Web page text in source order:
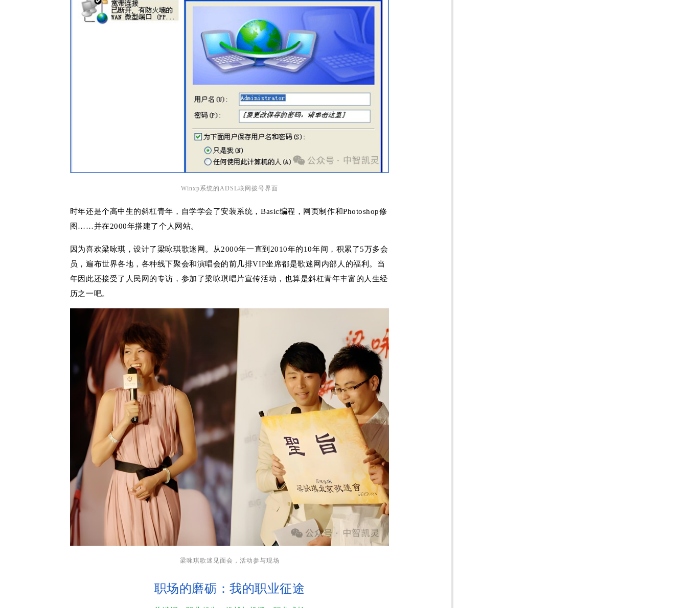
Winxp系统的ADSL联网拨号界面
时年还是个高中生的斜杠青年，自学学会了安装系统，Basic编程，网页制作和Photoshop修
图……并在2000年搭建了个人网站。
因为喜欢梁咏琪，设计了梁咏琪歌迷网。从2000年一直到2010年的10年间，积累了5万多会
员，遍布世界各地，各种线下聚会和演唱会的前几排VIP坐席都是歌迷网内部人的福利。当
年因此还接受了人民网的专访，参加了梁咏琪唱片宣传活动，也算是斜杠青年丰富的人生经
历之一吧。
梁咏琪歌迷见面会，活动参与现场
职场的磨砺：我的职业征途